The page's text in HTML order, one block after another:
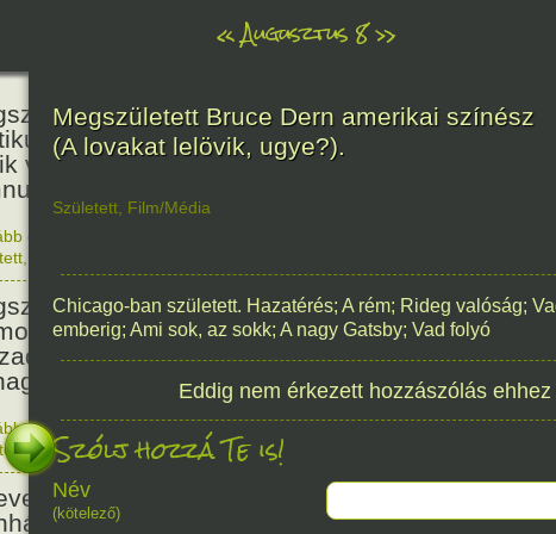
«Augusztus 8»
Kölcsey Ferenc költő,
akadémikus, a reformkor
vezéregyénisége, a nemzeti
költője.
236éve
olvasom
Mikes Kelemen
műfordító, a XVIII.
magyar prózairodalom
alakja.
336
olvasom
1 hozzászólás, szólj Te is hozzá!
,Történelem, Irodalom,Magyar
a Pesti Magyar
Nemzeti Színháznak.
186
Megszületett Bruce Dern amerikai színész
(A lovakat lelövik, ugye?).
Született Film/Média
Chicago-ban született. Hazatérés; A rém; Rideg valóság;
emberig; Ami sok, az sokk; A nagy Gatsby; Vad folyó
Eddig nem érkezett hozzászólás
Szólj hozzá Te is!
Név
(kötelező)